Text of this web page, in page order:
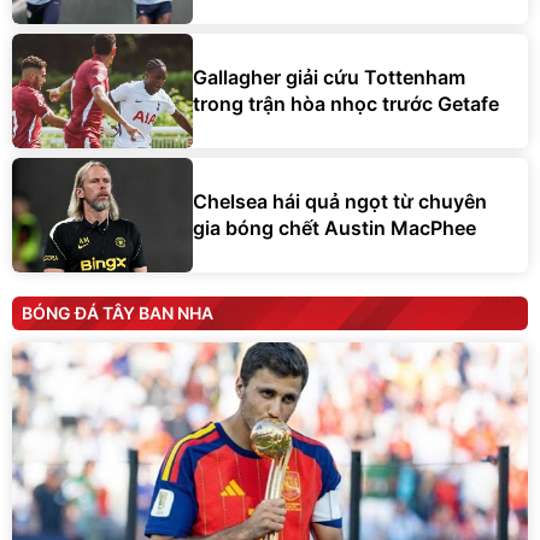
Gallagher giải cứu Tottenham
trong trận hòa nhọc trước Getafe
Chelsea hái quả ngọt từ chuyên
gia bóng chết Austin MacPhee
BÓNG ĐÁ TÂY BAN NHA